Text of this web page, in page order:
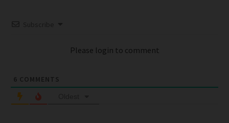
Please login to comment
6 COMMENTS